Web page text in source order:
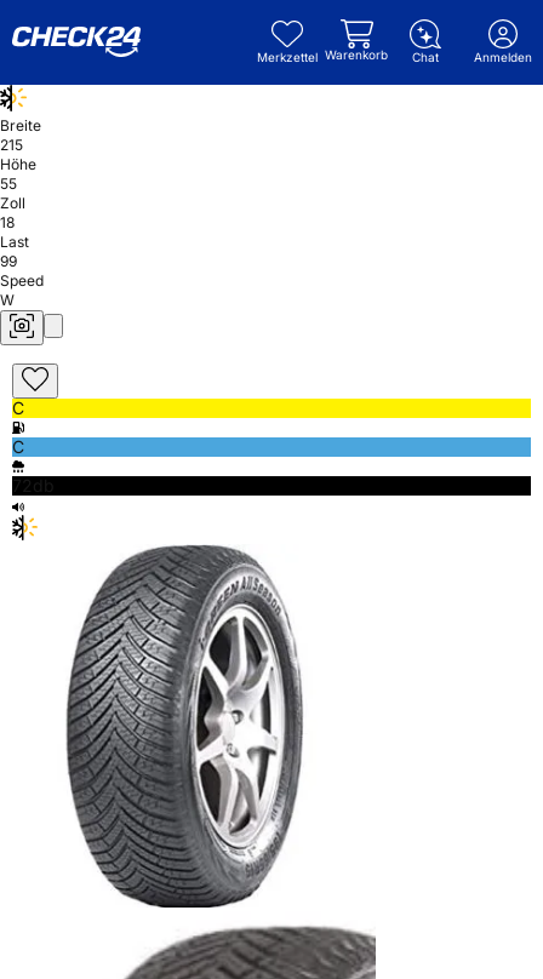
Merkzettel Warenkorb Chat Anmelden
Breite
215
Höhe
55
Zoll
18
Last
99
Speed
W
C
C
72db